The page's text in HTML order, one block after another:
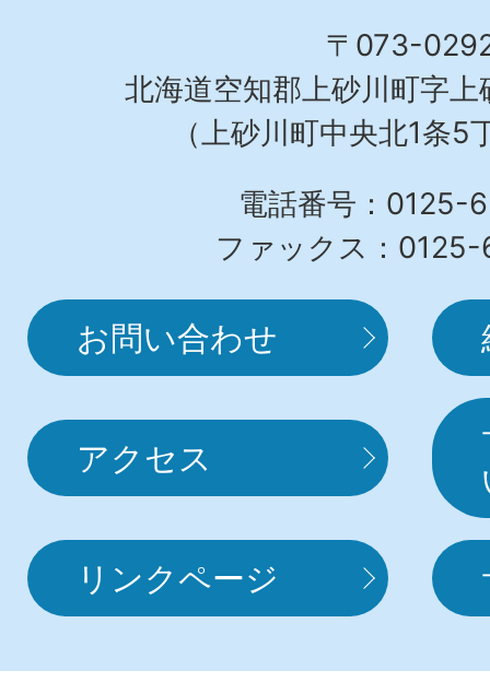
〒073-
北海道空知郡上砂川町字
（上砂川町中央北1条5
電話番号：0125-
ファックス：
お問い合わせ
アクセス
リンクページ